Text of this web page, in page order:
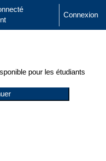
recherche
Connexion
pour les étudiants